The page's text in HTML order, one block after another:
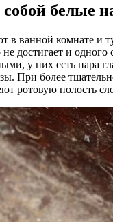
белые
в ванной комнате и
достигает и
у них есть пара
При более
ротовую полость